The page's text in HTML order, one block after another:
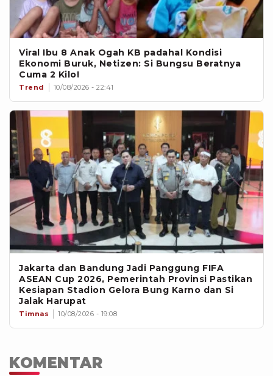
Viral Ibu 8 Anak Ogah KB padahal Kondisi
Ekonomi Buruk, Netizen: Si Bungsu Beratnya
Cuma 2 Kilo!
Trend 10/08/2026 - 22:41
Jakarta dan Bandung Jadi Panggung FIFA
ASEAN Cup 2026, Pemerintah Provinsi Pastikan
Kesiapan Stadion Gelora Bung Karno dan Si
Jalak Harupat
Timnas 10/08/2026 - 19:08
KOMENTAR